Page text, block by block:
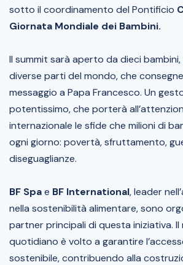
sotto il coordinamento del Pontificio
Giornata Mondiale dei Bambini.
Il summit sarà aperto da dieci
diverse parti del mondo, che
messaggio a Papa Francesco. Un
potentissimo, che porterà
internazionale le sfide che milioni di
ogni giorno: povertà, sfruttamento,
diseguaglianze.
BF Spae BF International, leader
nella sostenibilità alimentare, sono
partner principali di questa iniziativa.
quotidiano è volto a garantire
sostenibile, contribuendo alla